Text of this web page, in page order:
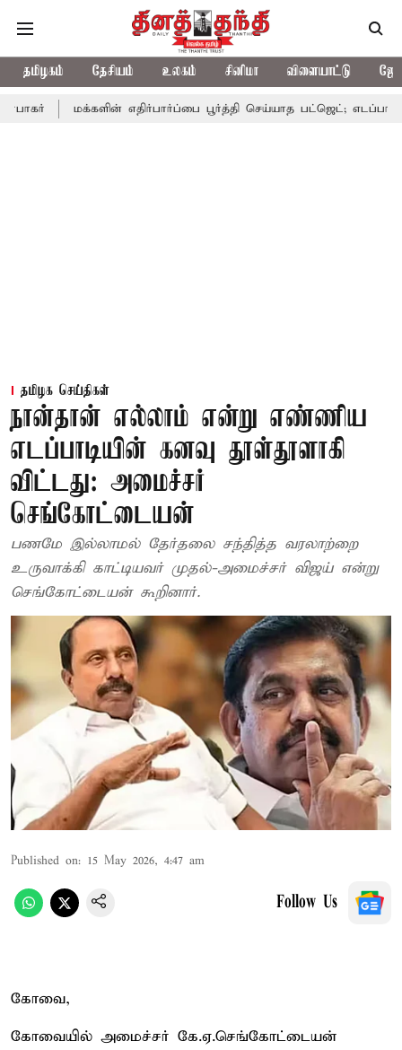
தமிழகம் தேசியம் உலகம் சினிமா விளையாட்டு
மக்களின் எதிர்பார்ப்பை பூர்த்தி செய்யாத பட்ஜெட்; எடப்பாடி பழனிசாமி
தமிழக செய்திகள்
நான்தான் எல்லாம் என்று எண்ணிய
எடப்பாடியின் கனவு தூள்தூளாகி
விட்டது: அமைச்சர்
செங்கோட்டையன்
பணமே இல்லாமல் தேர்தலை சந்தித்த வரலாற்றை
உருவாக்கி காட்டியவர் முதல்-அமைச்சர் விஜய் என்று
செங்கோட்டையன் கூறினார்.
Published on: 15 May 2026, 4:47 am
Follow Us
கோவை,
கோவையில் அமைச்சர் கே.ஏ.செங்கோட்டையன்